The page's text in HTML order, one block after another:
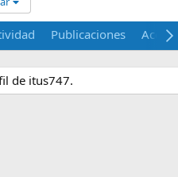
Publicaciones Acerca
de itus747.